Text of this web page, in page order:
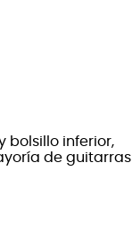
bolsillo inferior,
de guitarras